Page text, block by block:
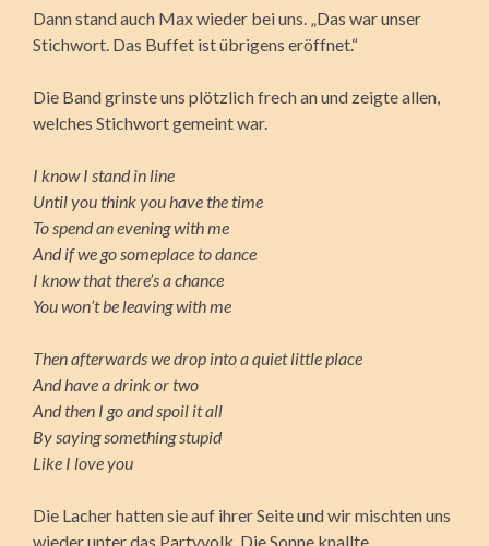
Dann stand auch Max wieder bei uns. „Das war unser
Stichwort. Das Buffet ist übrigens eröffnet.“
Die Band grinste uns plötzlich frech an und zeigte allen,
welches Stichwort gemeint war.
I know I stand in line
Until you think you have the time
To spend an evening with me
And if we go someplace to dance
I know that there’s a chance
You won’t be leaving with me
Then afterwards we drop into a quiet little place
And have a drink or two
And then I go and spoil it all
By saying something stupid
Like I love you
Die Lacher hatten sie auf ihrer Seite und wir mischten uns
wieder unter das Partyvolk. Die Sonne knallte